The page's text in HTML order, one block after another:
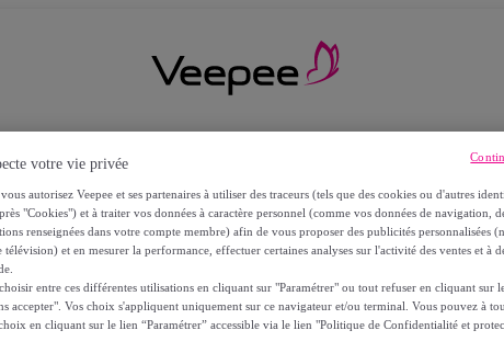
votre vie privée
autorisez Veepee et ses partenaires à utiliser des traceurs (tels que des cookies ou d'autres
"Cookies") et à traiter vos données à caractère personnel (comme vos données de navigation,
renseignées dans votre compte membre) afin de vous proposer des publicités personnalisées
télévision) et en mesurer la performance, effectuer certaines analyses sur l'activité des ventes et à
entre ces différentes utilisations en cliquant sur "Paramétrer" ou tout refuser en cliquant sur
accepter". Vos choix s'appliquent uniquement sur ce navigateur et/ou terminal. Vous pouvez à
en cliquant sur le lien “Paramétrer” accessible via le lien "Politique de Confidentialité et